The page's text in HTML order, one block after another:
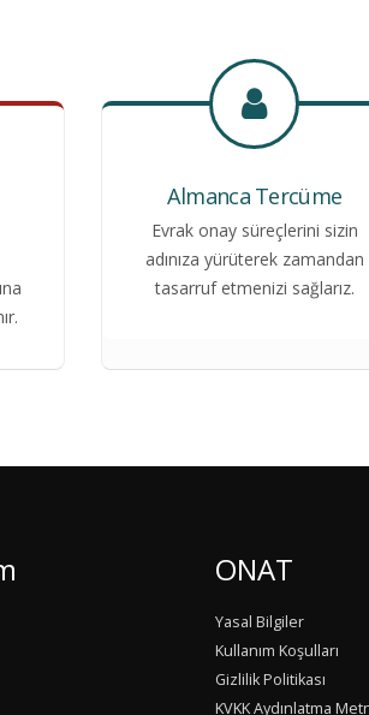
Almanca Tercüme
Evrak onay süreçlerini sizin
adınıza yürüterek zamandan
tasarruf etmenizi sağlarız.
ONAT
Yasal Bilgiler
Kullanım Koşulları
Gizlilik Politikası
KVKK Aydınlatma